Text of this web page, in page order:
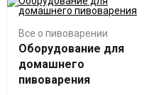
Все о пивоварении
Оборудование для
домашнего
пивоварения